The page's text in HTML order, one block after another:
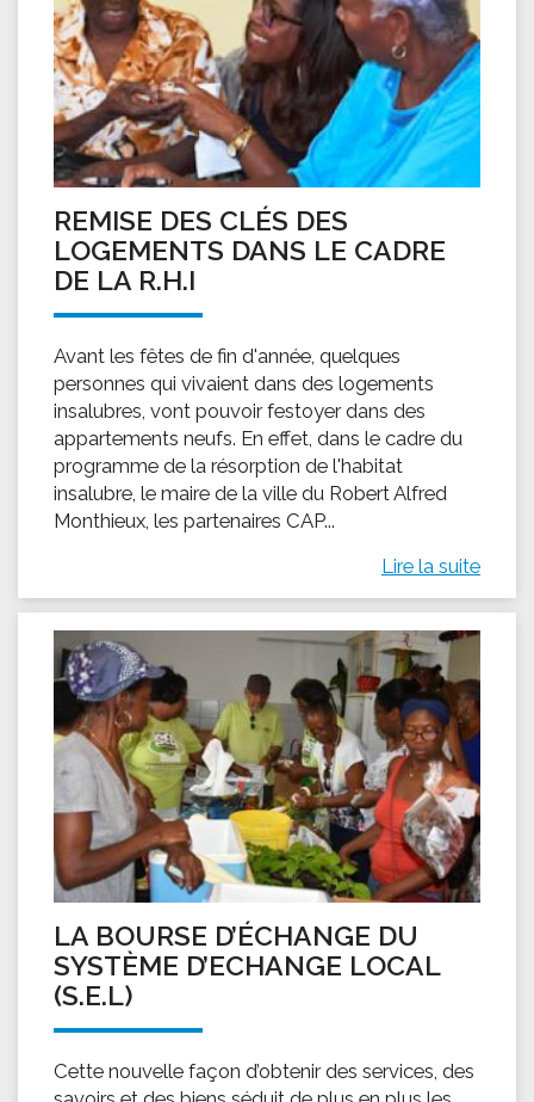
REMISE DES CLÉS DES
LOGEMENTS DANS LE CADRE
DE LA R.H.I
Avant les fêtes de fin d'année, quelques
personnes qui vivaient dans des logements
insalubres, vont pouvoir festoyer dans des
appartements neufs. En effet, dans le cadre du
programme de la résorption de l'habitat
insalubre, le maire de la ville du Robert Alfred
Monthieux, les partenaires CAP...
Lire la suite
LA BOURSE D’ÉCHANGE DU
SYSTÈME D’ECHANGE LOCAL
(S.E.L)
Cette nouvelle façon d’obtenir des services, des